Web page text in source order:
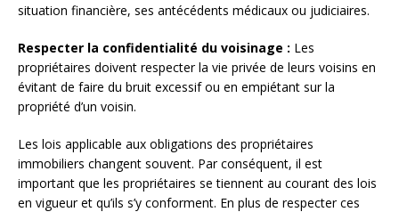
situation financière, ses antécédents médicaux ou judiciaires.
Respecter la confidentialité du voisinage : Les
propriétaires doivent respecter la vie privée de leurs voisins en
évitant de faire du bruit excessif ou en empiétant sur la
propriété d’un voisin.
Les lois applicable aux obligations des propriétaires
immobiliers changent souvent. Par conséquent, il est
important que les propriétaires se tiennent au courant des lois
en vigueur et qu’ils s’y conforment. En plus de respecter ces